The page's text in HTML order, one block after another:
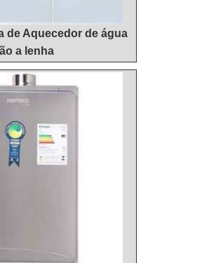
a gás digital com ótima
custo-benefício.Garantimos a
através de um atendimento
de profissionais treinados e
A Hidrohouse Aquecedores
que tem sido apontada de forma
por toda seriedade e
fecha todo o ciclo de entrega com
tipo de cuidado ajuda a garantir
do serviço, além de
imprevistos e execuções mal
é possível poupar gastos
diversos motivos para a
em uma empresa que entrega
de qualidade. Alguns desses
com seus serviços;
na Hidrohouse
possível encontrar o que há de
aquecedor a gás. Sempre de
de Aquecedor de água
a lenha